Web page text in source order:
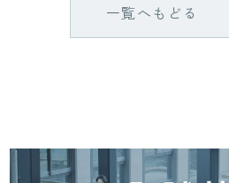
一覧へもどる